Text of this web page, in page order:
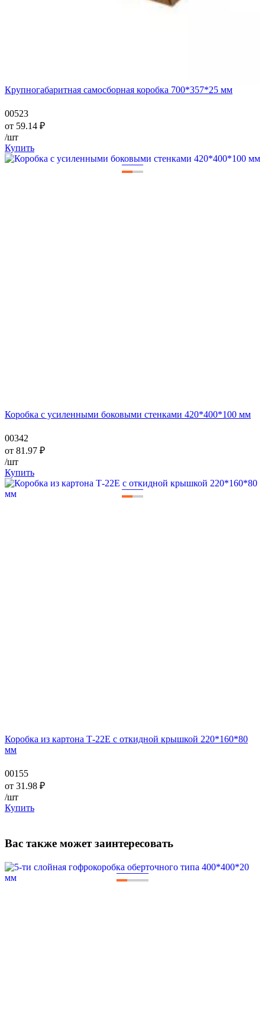
Крупногабаритная самосборная коробка 700*357*25 мм
00523
от 59.14 ₽
/шт
Купить
——
Коробка с усиленными боковыми стенками 420*400*100 мм
00342
от 81.97 ₽
/шт
Купить
——
Коробка из картона Т-22Е с откидной крышкой 220*160*80
мм
00155
от 31.98 ₽
/шт
Купить
Вас также может заинтересовать
———